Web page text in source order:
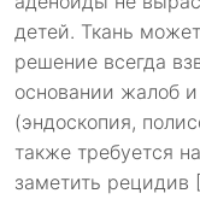
детей. Ткань
решение всегда
основании жалоб
(эндоскопия,
также требуется
заметить рецидив